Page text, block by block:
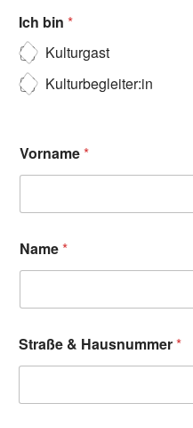
Ich bin *
Kulturgast
Kulturbegleiter:in
Vorname*
Name*
Straße & Hausnummer*